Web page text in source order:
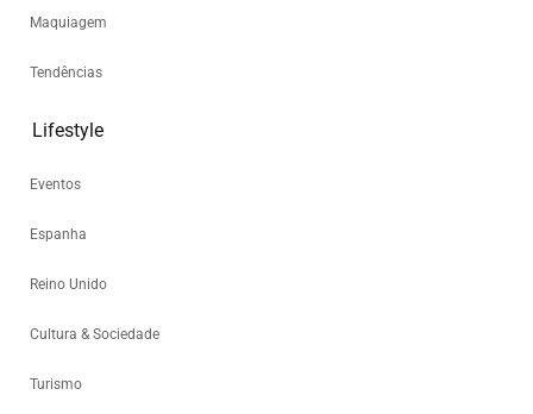
Maquiagem
Tendências
Lifestyle
Eventos
Espanha
Reino Unido
Cultura & Sociedade
Turismo